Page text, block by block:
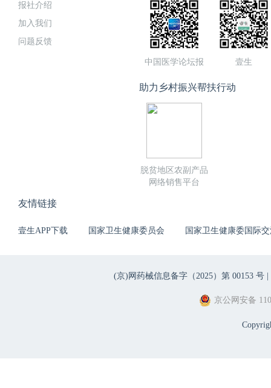
报社介绍
加入我们
问题反馈
中国医学论坛报 壹生
助力乡村振兴帮扶行动
脱贫地区农副产品
网络销售平台
友情链接
壹生APP下载 国家卫生健康委员会 国家卫生健康委国际
(京)网药械信息备字（2025）第 00153 号 |
京公网安备